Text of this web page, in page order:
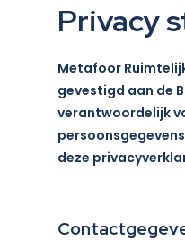
Privacy
Metafoor
gevestigd aan de
verantwoordelijk
deze